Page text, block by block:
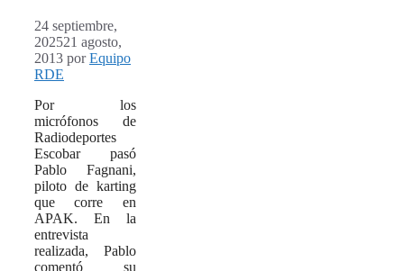
24 septiembre,
202521 agosto,
2013 porEquipo
RDE
Por los
micrófonos de
Radiodeportes
Escobar pasó
Pablo Fagnani,
piloto de karting
que corre en
APAK. En la
entrevista
realizada, Pablo
comentó su